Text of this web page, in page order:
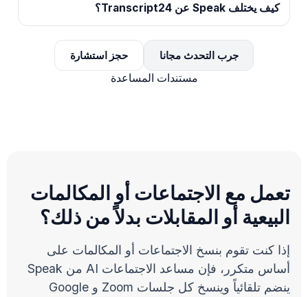
كيف يختلف Speak عن Transcript24؟
جرب التحدث مجانا حجز استشارة
مستندات المساعدة
تعمل مع الاجتماعات أو المكالمات
البيعية أو المقابلات بدلاً من ذلك؟
إذا كنت تقوم بنسخ الاجتماعات أو المكالمات على
أساس متكرر، فإن مساعد الاجتماعات AI من Speak
ينضم تلقائياً وينسخ كل جلسات Zoom و Google